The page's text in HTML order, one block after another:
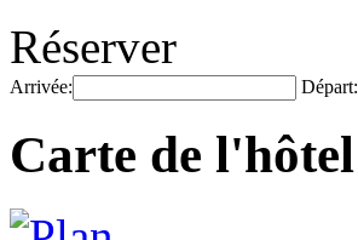
Réserver
Arrivée: Départ:
Carte de l'hôtel